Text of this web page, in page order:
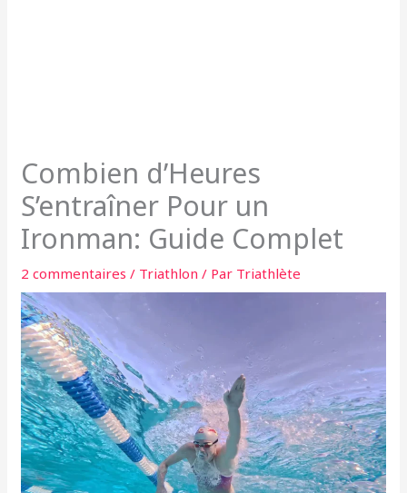
Combien d’Heures
S’entraîner Pour un
Ironman: Guide Complet
2 commentaires / Triathlon / Par Triathlète